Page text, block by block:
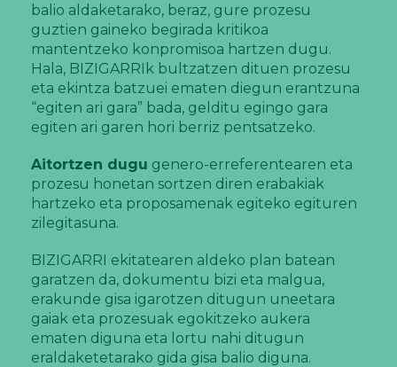
balio aldaketarako, beraz, gure prozesu
guztien gaineko begirada kritikoa
mantentzeko konpromisoa hartzen dugu.
Hala, BIZIGARRIk bultzatzen dituen prozesu
eta ekintza batzuei ematen diegun erantzuna
“egiten ari gara” bada, gelditu egingo gara
egiten ari garen hori berriz pentsatzeko.
Aitortzen dugu genero-erreferentearen eta
prozesu honetan sortzen diren erabakiak
hartzeko eta proposamenak egiteko egituren
zilegitasuna.
BIZIGARRI ekitatearen aldeko plan batean
garatzen da, dokumentu bizi eta malgua,
erakunde gisa igarotzen ditugun uneetara
gaiak eta prozesuak egokitzeko aukera
ematen diguna eta lortu nahi ditugun
eraldaketetarako gida gisa balio diguna.